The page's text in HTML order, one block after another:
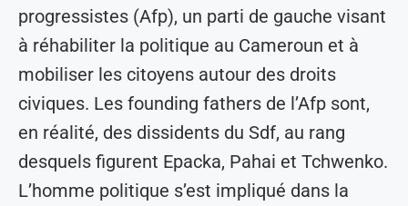
progressistes (Afp), un parti de gauche visant
à réhabiliter la politique au Cameroun et à
mobiliser les citoyens autour des droits
civiques. Les founding fathers de l’Afp sont,
en réalité, des dissidents du Sdf, au rang
desquels figurent Epacka, Pahai et Tchwenko.
L’homme politique s’est impliqué dans la